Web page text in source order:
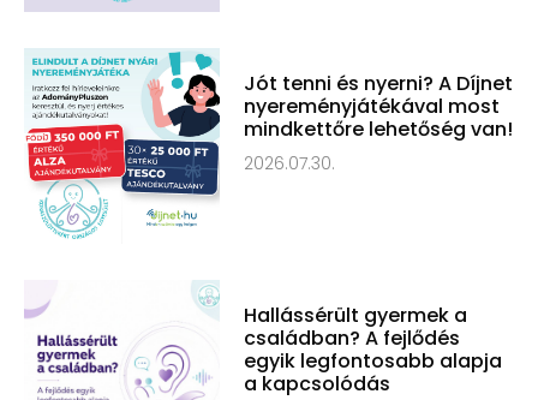
Jót tenni és nyerni? A Díjnet
nyereményjátékával most
mindkettőre lehetőség van!
2026.07.30.
Hallássérült gyermek a
családban? A fejlődés
egyik legfontosabb alapja
a kapcsolódás